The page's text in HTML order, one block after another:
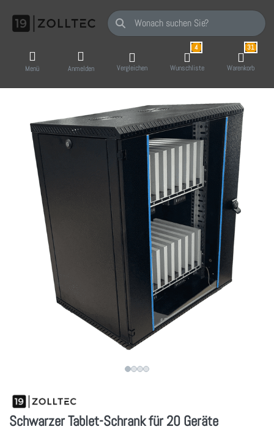
Geben Sie einen Suchbegriff ein. Während
Menü Anmelden Vergleichen
4
Wunschliste
31
Warenkorb
Schwarzer Tablet-Schrank für 20 Geräte